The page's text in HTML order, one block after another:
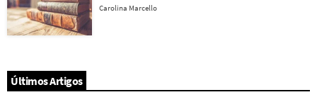
Carolina Marcello
Últimos Artigos